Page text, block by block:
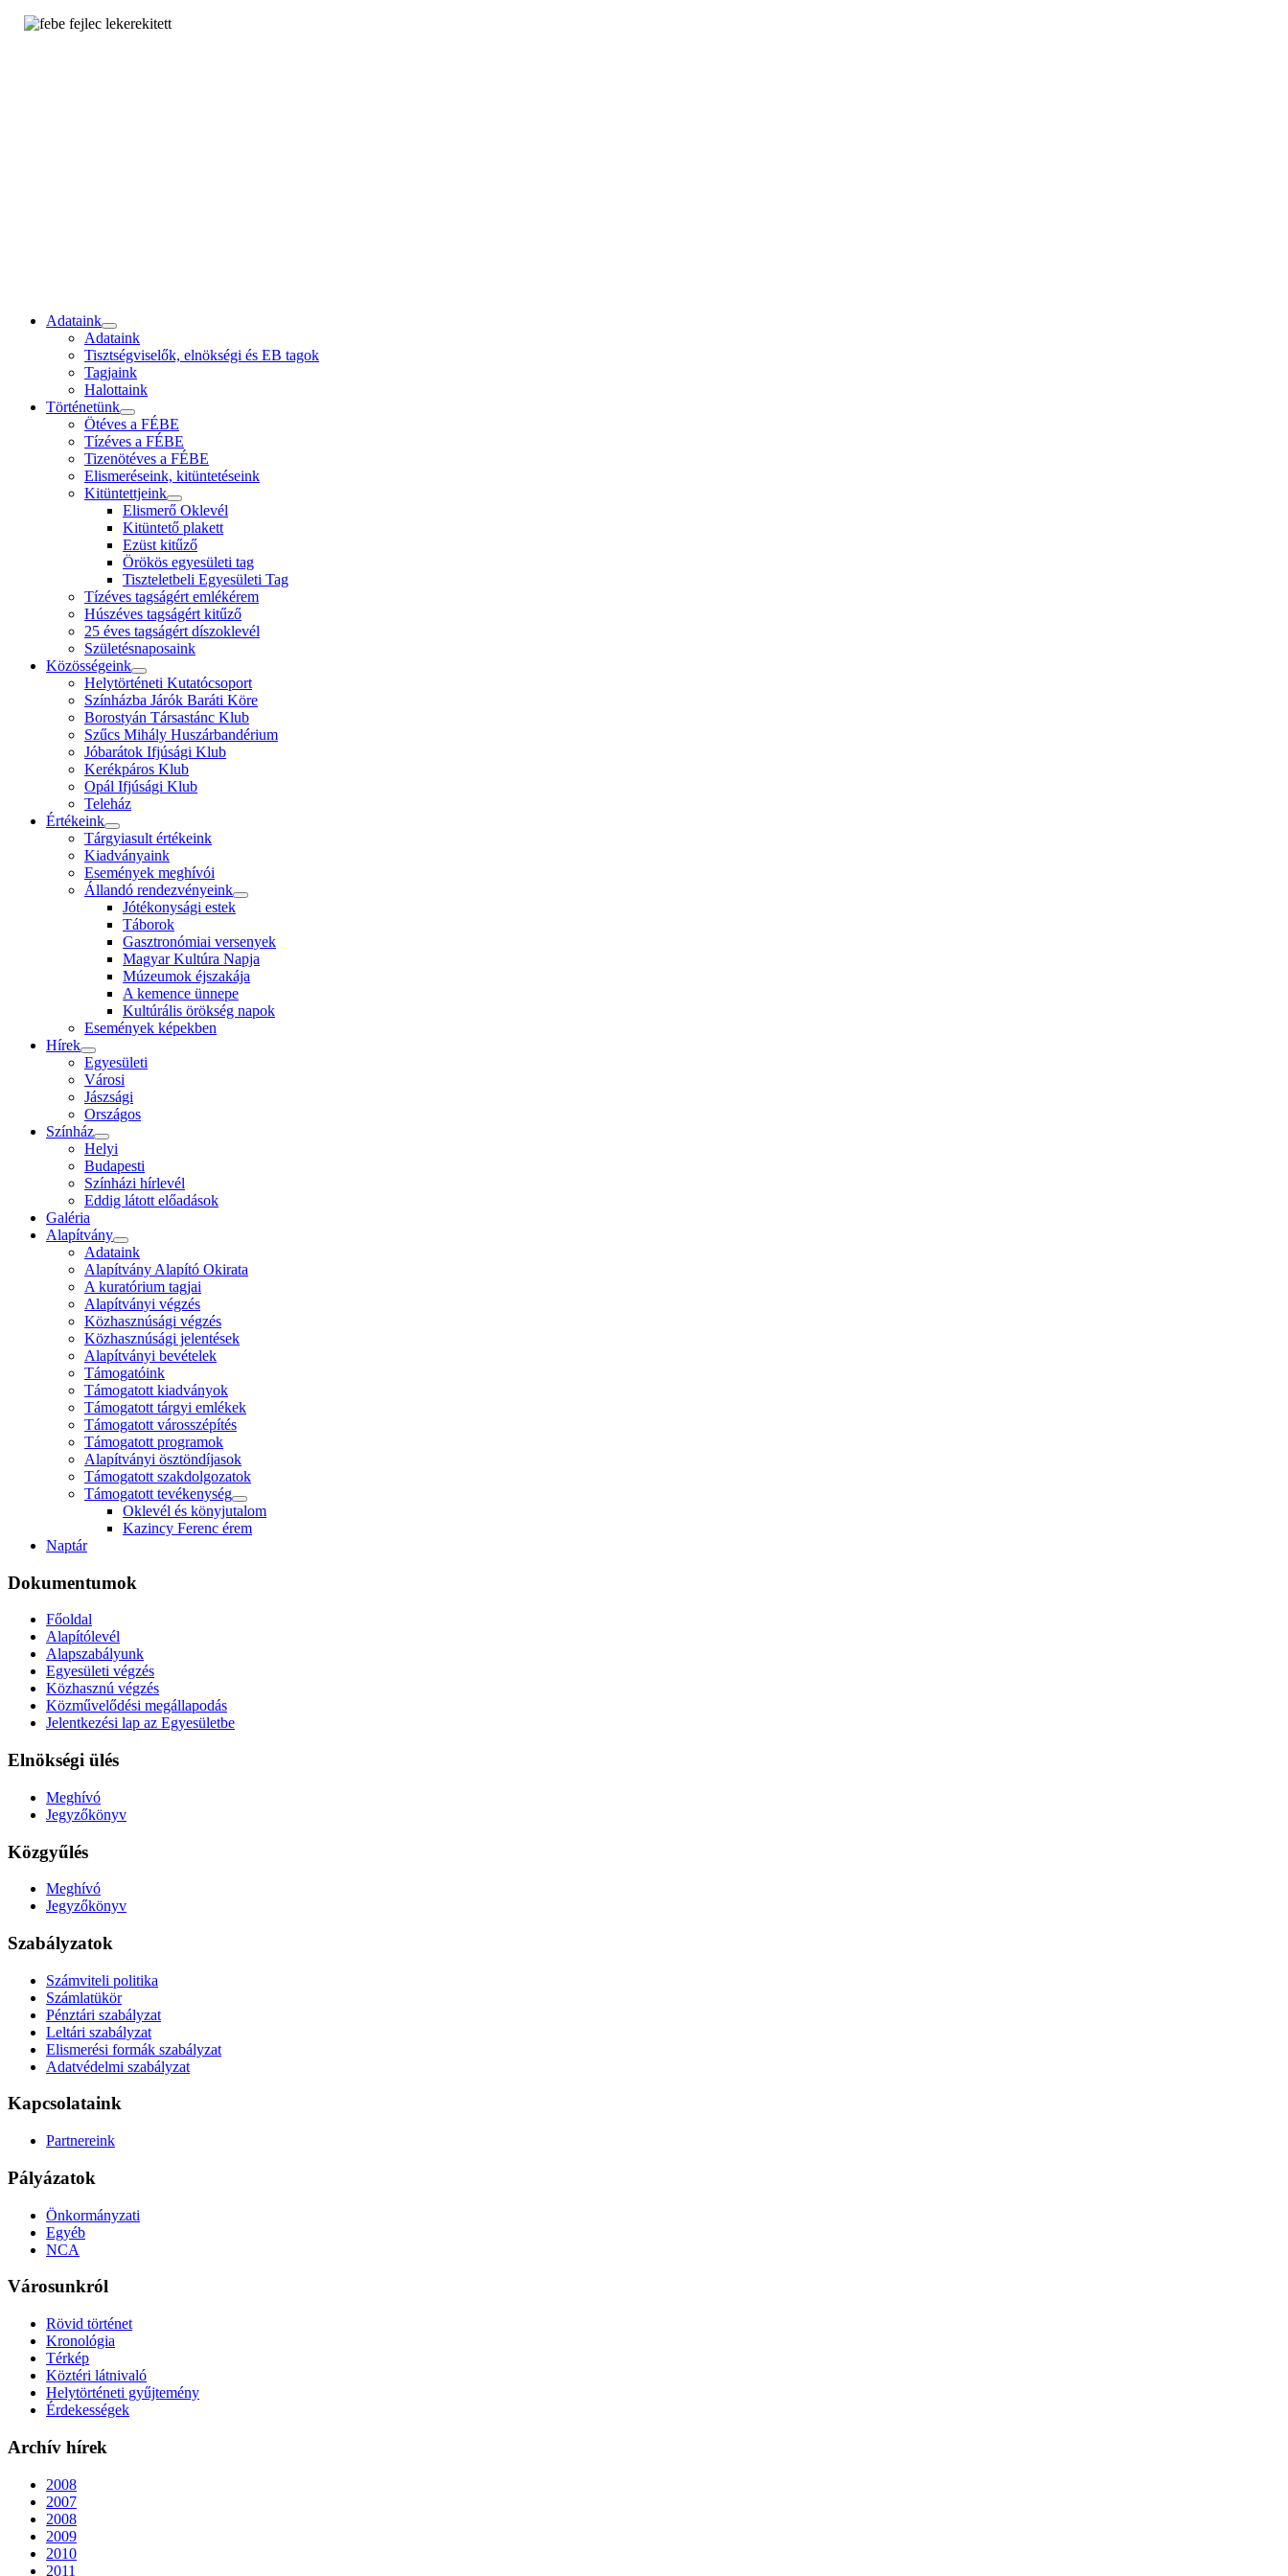
Adataink
Adataink
Tisztségviselők, elnökségi és EB tagok
Tagjaink
Halottaink
Történetünk
Ötéves a FÉBE
Tízéves a FÉBE
Tizenötéves a FÉBE
Elismeréseink, kitüntetéseink
Kitüntettjeink
Elismerő Oklevél
Kitüntető plakett
Ezüst kitűző
Örökös egyesületi tag
Tiszteletbeli Egyesületi Tag
Tízéves tagságért emlékérem
Húszéves tagságért kitűző
25 éves tagságért díszoklevél
Születésnaposaink
Közösségeink
Helytörténeti Kutatócsoport
Színházba Járók Baráti Köre
Borostyán Társastánc Klub
Szűcs Mihály Huszárbandérium
Jóbarátok Ifjúsági Klub
Kerékpáros Klub
Opál Ifjúsági Klub
Teleház
Értékeink
Tárgyiasult értékeink
Kiadványaink
Események meghívói
Állandó rendezvényeink
Jótékonysági estek
Táborok
Gasztronómiai versenyek
Magyar Kultúra Napja
Múzeumok éjszakája
A kemence ünnepe
Kultúrális örökség napok
Események képekben
Hírek
Egyesületi
Városi
Jászsági
Országos
Színház
Helyi
Budapesti
Színházi hírlevél
Eddig látott előadások
Galéria
Alapítvány
Adataink
Alapítvány Alapító Okirata
A kuratórium tagjai
Alapítványi végzés
Közhasznúsági végzés
Közhasznúsági jelentések
Alapítványi bevételek
Támogatóink
Támogatott kiadványok
Támogatott tárgyi emlékek
Támogatott városszépítés
Támogatott programok
Alapítványi ösztöndíjasok
Támogatott szakdolgozatok
Támogatott tevékenység
Oklevél és könyjutalom
Kazincy Ferenc érem
Naptár
Dokumentumok
Főoldal
Alapítólevél
Alapszabályunk
Egyesületi végzés
Közhasznú végzés
Közművelődési megállapodás
Jelentkezési lap az Egyesületbe
Elnökségi ülés
Meghívó
Jegyzőkönyv
Közgyűlés
Meghívó
Jegyzőkönyv
Szabályzatok
Számviteli politika
Számlatükör
Pénztári szabályzat
Leltári szabályzat
Elismerési formák szabályzat
Adatvédelmi szabályzat
Kapcsolataink
Partnereink
Pályázatok
Önkormányzati
Egyéb
NCA
Városunkról
Rövid történet
Kronológia
Térkép
Köztéri látnivaló
Helytörténeti gyűjtemény
Érdekességek
Archív hírek
2008
2007
2008
2009
2010
2011